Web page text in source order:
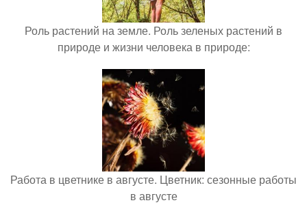
Роль растений на земле. Роль зеленых растений в
природе и жизни человека в природе:
Работа в цветнике в августе. Цветник: сезонные работы
в августе